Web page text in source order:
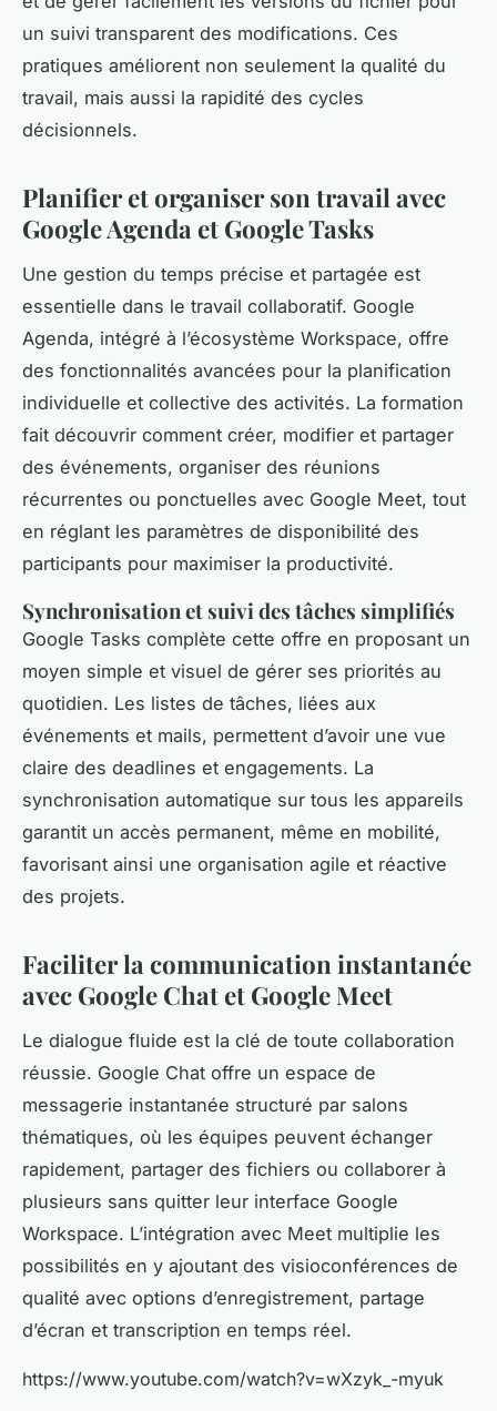
un suivi transparent des modifications. Ces
pratiques améliorent non seulement la qualité du
travail, mais aussi la rapidité des cycles
décisionnels.
Planifier et organiser son travail avec
Google Agenda et Google Tasks
Une gestion du temps précise et partagée est
essentielle dans le travail collaboratif. Google
Agenda, intégré à l’écosystème Workspace, offre
des fonctionnalités avancées pour la planification
individuelle et collective des activités. La formation
fait découvrir comment créer, modifier et partager
des événements, organiser des réunions
récurrentes ou ponctuelles avec Google Meet, tout
en réglant les paramètres de disponibilité des
participants pour maximiser la productivité.
Synchronisation et suivi des tâches simplifiés
Google Tasks complète cette offre en proposant un
moyen simple et visuel de gérer ses priorités au
quotidien. Les listes de tâches, liées aux
événements et mails, permettent d’avoir une vue
claire des deadlines et engagements. La
synchronisation automatique sur tous les appareils
garantit un accès permanent, même en mobilité,
favorisant ainsi une organisation agile et réactive
des projets.
Faciliter la communication instantanée
avec Google Chat et Google Meet
Le dialogue fluide est la clé de toute collaboration
réussie. Google Chat offre un espace de
messagerie instantanée structuré par salons
thématiques, où les équipes peuvent échanger
rapidement, partager des fichiers ou collaborer à
plusieurs sans quitter leur interface Google
Workspace. L’intégration avec Meet multiplie les
possibilités en y ajoutant des visioconférences de
qualité avec options d’enregistrement, partage
d’écran et transcription en temps réel.
https://www.youtube.com/watch?v=wXzyk_-myuk